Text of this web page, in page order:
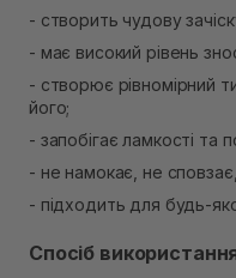
- створить чудову
- має високий рівень
- створює рівномірний
його;
- запобігає ламкості та
- не намокає, не
- підходить для будь-
Спосіб